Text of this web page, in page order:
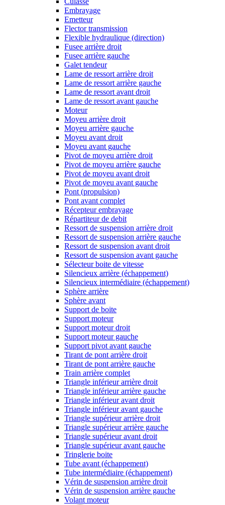
Embrayage
Emetteur
Flector transmission
Flexible hydraulique (direction)
Fusee arrière droit
Fusee arrière gauche
Galet tendeur
Lame de ressort arrière droit
Lame de ressort arrière gauche
Lame de ressort avant droit
Lame de ressort avant gauche
Moteur
Moyeu arrière droit
Moyeu arrière gauche
Moyeu avant droit
Moyeu avant gauche
Pivot de moyeu arrière droit
Pivot de moyeu arrière gauche
Pivot de moyeu avant droit
Pivot de moyeu avant gauche
Pont (propulsion)
Pont avant complet
Récepteur embrayage
Répartiteur de debit
Ressort de suspension arrière droit
Ressort de suspension arrière gauche
Ressort de suspension avant droit
Ressort de suspension avant gauche
Sélecteur boite de vitesse
Silencieux arrière (échappement)
Silencieux intermédiaire (échappement)
Sphère arrière
Sphère avant
Support de boite
Support moteur
Support moteur droit
Support moteur gauche
Support pivot avant gauche
Tirant de pont arrière droit
Tirant de pont arrière gauche
Train arrière complet
Triangle inférieur arrière droit
Triangle inférieur arrière gauche
Triangle inférieur avant droit
Triangle inférieur avant gauche
Triangle supérieur arrière droit
Triangle supérieur arrière gauche
Triangle supérieur avant droit
Triangle supérieur avant gauche
Tringlerie boite
Tube avant (échappement)
Tube intermédiaire (échappement)
Vérin de suspension arrière droit
Vérin de suspension arrière gauche
Volant moteur